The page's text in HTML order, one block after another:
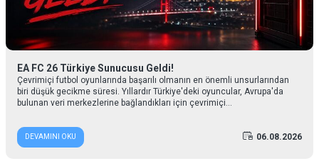
EA FC 26 Türkiye Sunucusu Geldi!
Çevrimiçi futbol oyunlarında başarılı olmanın en önemli unsurlarından
biri düşük gecikme süresi. Yıllardır Türkiye'deki oyuncular, Avrupa'da
bulunan veri merkezlerine bağlandıkları için çevrimiçi...
DEVAMINI OKU 06.08.2026